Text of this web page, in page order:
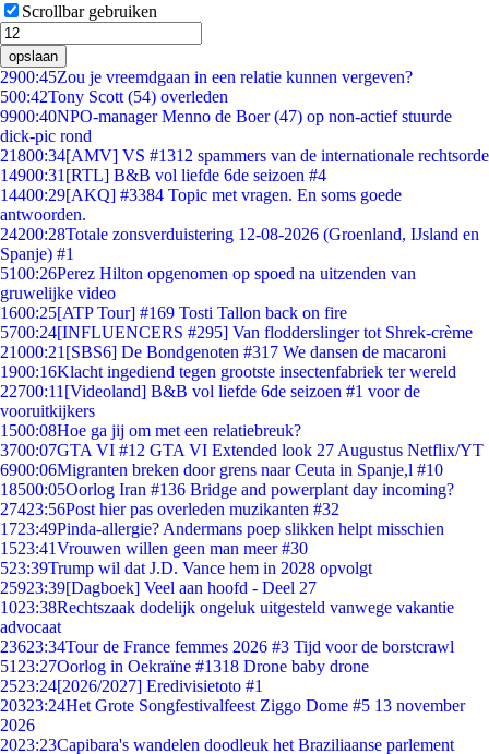
Scrollbar gebruiken
opslaan
2900:45Zou je vreemdgaan in een relatie kunnen vergeven?
500:42Tony Scott (54) overleden
9900:40NPO-manager Menno de Boer (47) op non-actief stuurde
dick-pic rond
21800:34[AMV] VS #1312 spammers van de internationale rechtsorde
14900:31 [RTL] B&B vol liefde 6de seizoen #4
14400:29[AKQ] #3384 Topic met vragen. En soms goede
antwoorden.
24200:28Totale zonsverduistering 12-08-2026 (Groenland, IJsland en
Spanje) #1
5100:26Perez Hilton opgenomen op spoed na uitzenden van
gruwelijke video
1600:25[ATP Tour] #169 Tosti Tallon back on fire
5700:24[INFLUENCERS #295] Van flodderslinger tot Shrek-crème
21000:21 [SBS6] De Bondgenoten #317 We dansen de macaroni
1900:16Klacht ingediend tegen grootste insectenfabriek ter wereld
22700:11 [Videoland] B&B vol liefde 6de seizoen #1 voor de
vooruitkijkers
1500:08Hoe ga jij om met een relatiebreuk?
3700:07GTA VI #12 GTA VI Extended look 27 Augustus Netflix/YT
6900:06Migranten breken door grens naar Ceuta in Spanje,l #10
18500:05Oorlog Iran #136 Bridge and powerplant day incoming?
27423:56Post hier pas overleden muzikanten #32
1723:49Pinda-allergie? Andermans poep slikken helpt misschien
1523:41Vrouwen willen geen man meer #30
523:39Trump wil dat J.D. Vance hem in 2028 opvolgt
25923:39[Dagboek] Veel aan hoofd - Deel 27
1023:38Rechtszaak dodelijk ongeluk uitgesteld vanwege vakantie
advocaat
23623:34Tour de France femmes 2026 #3 Tijd voor de borstcrawl
51 23:27Oorlog in Oekraïne #1318 Drone baby drone
2523:24[2026/2027] Eredivisietoto #1
20323:24Het Grote Songfestivalfeest Ziggo Dome #5 13 november
2026
2023:23Capibara's wandelen doodleuk het Braziliaanse parlement